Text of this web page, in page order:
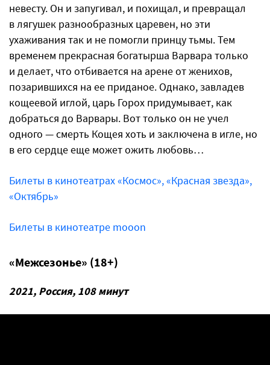
невесту. Он и запугивал, и похищал, и превращал
в лягушек разнообразных царевен, но эти
ухаживания так и не помогли принцу тьмы. Тем
временем прекрасная богатырша Варвара только
и делает, что отбивается на арене от женихов,
позарившихся на ее приданое. Однако, завладев
кощеевой иглой, царь Горох придумывает, как
добраться до Варвары. Вот только он не учел
одного — смерть Кощея хоть и заключена в игле, но
в его сердце еще может ожить любовь…
Билеты в кинотеатрах «Космос», «Красная звезда»,
«Октябрь»
Билеты в кинотеатре mooon
«Межсезонье» (18+)
2021, Россия, 108 минут